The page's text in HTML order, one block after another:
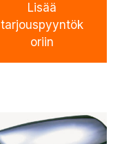
Lisää
tarjouspyyntök
oriin